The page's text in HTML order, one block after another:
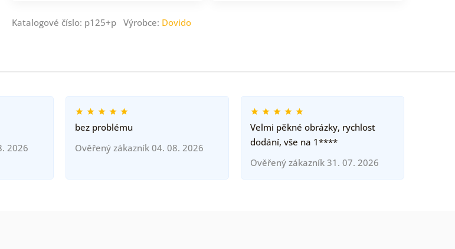
Katalogové číslo: p125+p Výrobce: Dovido
2026
bez problému
Ověřený zákazník 04. 08. 2026
Velmi pěkné obrázky, rychlost
dodání, vše na 1****
Ověřený zákazník 31. 07. 2026